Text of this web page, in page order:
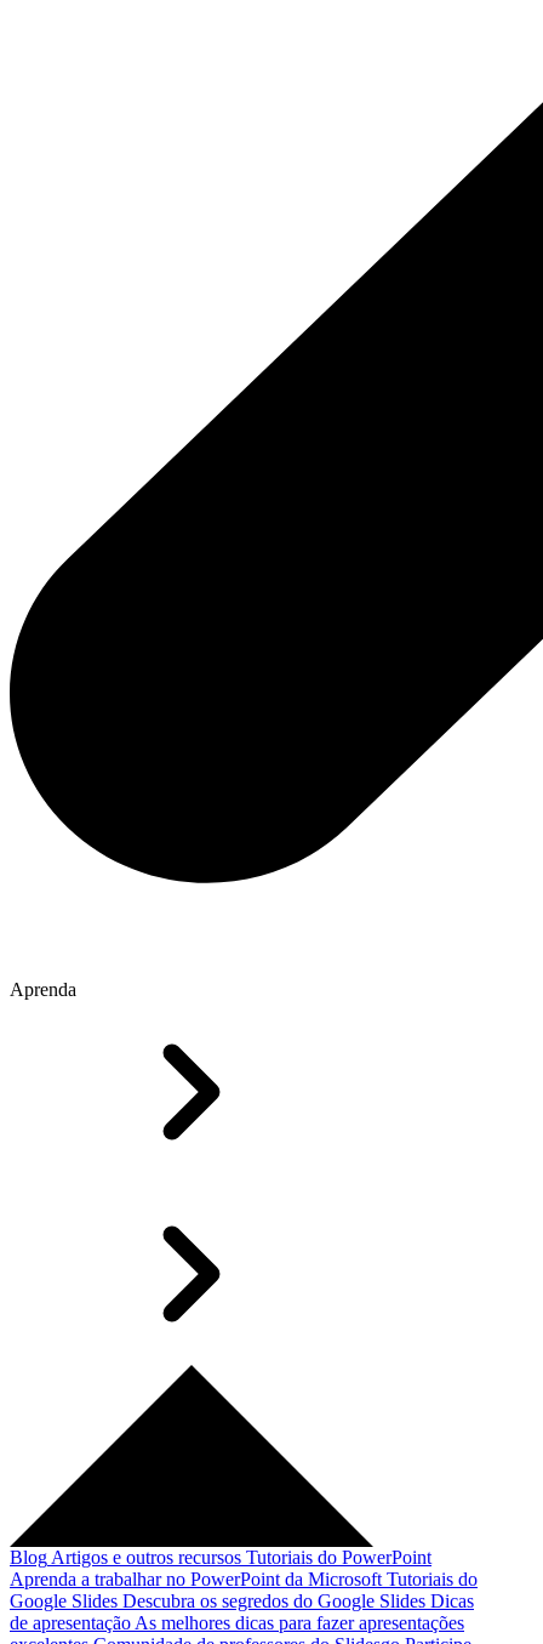
Aprenda
Blog Artigos e outros recursos Tutoriais do PowerPoint
Aprenda a trabalhar no PowerPoint da Microsoft Tutoriais do
Google Slides Descubra os segredos do Google Slides Dicas
de apresentação As melhores dicas para fazer apresentações